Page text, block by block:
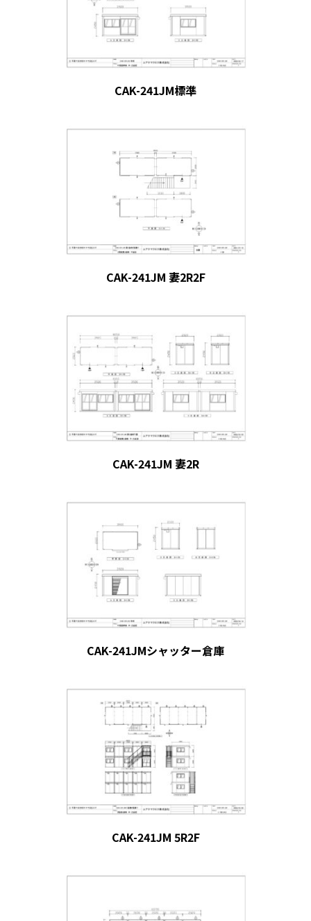
CAK-241JM標準
CAK-241JM 妻2R2F
CAK-241JM 妻2R
CAK-241JMシャッター倉庫
CAK-241JM 5R2F